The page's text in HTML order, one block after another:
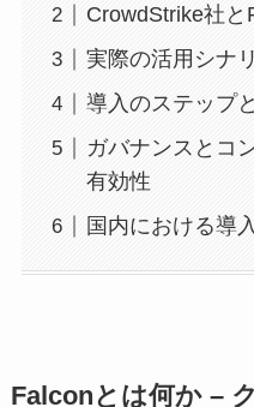
CrowdStrike社
実際の活用シナ
導入のステップ
ガバナンスとコ
有効性
国内における導
Falconとは何か –